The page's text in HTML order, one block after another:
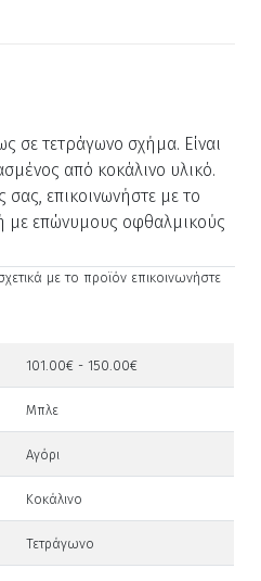
σε τετράγωνο σχήμα. Είναι
από κοκάλινο υλικό.
σας, επικοινωνήστε με το
με επώνυμους οφθαλμικούς
με το προϊόν επικοινωνήστε
101.00€ - 150.00€
Μπλε
Αγόρι
Κοκάλινο
Τετράγωνο